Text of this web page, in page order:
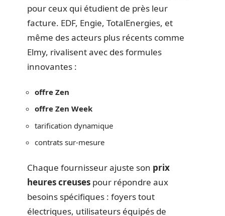
pour ceux qui étudient de près leur
facture. EDF, Engie, TotalEnergies, et
même des acteurs plus récents comme
Elmy, rivalisent avec des formules
innovantes :
offre Zen
offre Zen Week
tarification dynamique
contrats sur-mesure
Chaque fournisseur ajuste son prix
heures creuses pour répondre aux
besoins spécifiques : foyers tout
électriques, utilisateurs équipés de